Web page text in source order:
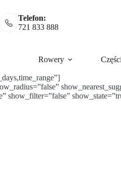
Telefon:
721 833 888
Rowery Części
show_filter=”false”